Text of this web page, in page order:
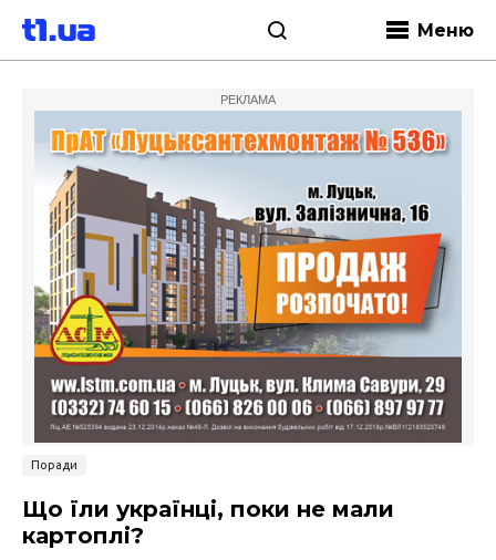
Меню
РЕКЛАМА
Поради
Що їли українці, поки не мали
картоплі?